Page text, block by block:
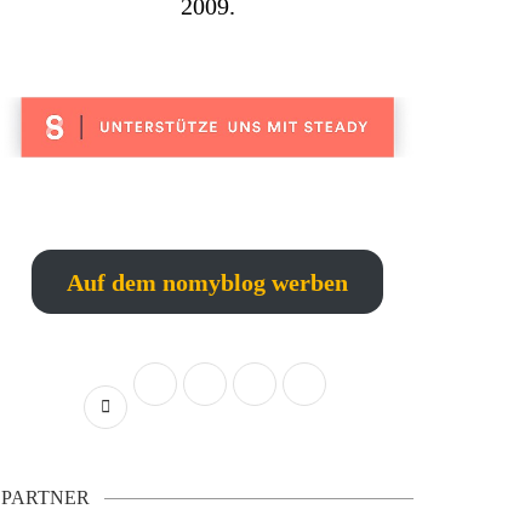
2009.
Auf dem nomyblog werben
PARTNER